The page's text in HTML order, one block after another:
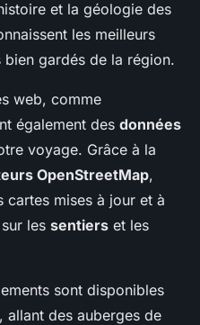
et la géologie des
les meilleurs
gardés de la région.
web, comme
également des données
voyage. Grâce à la
OpenStreetMap,
mises à jour et à
les sentiers et les
sont disponibles
, allant des auberges de